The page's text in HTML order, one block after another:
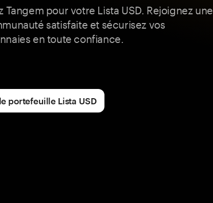
Tangem pour votre Lista USD. Rejoignez une
satisfaite et sécurisez vos
en toute confiance.
portefeuille Lista USD